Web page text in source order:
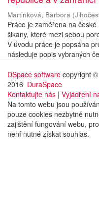
Martinková, Barbora (
Práce je zaměřena na
šikany, které mezi sebou
V úvodu práce je popsána
následuje popis vybraných
DSpace software copyright
2016 DuraSpace
Kontaktujte nás | Vyjádření
Na tomto webu jsou
pouze cookies nezbytně
zajištění fungování webu,
není nutné získat souhlas.